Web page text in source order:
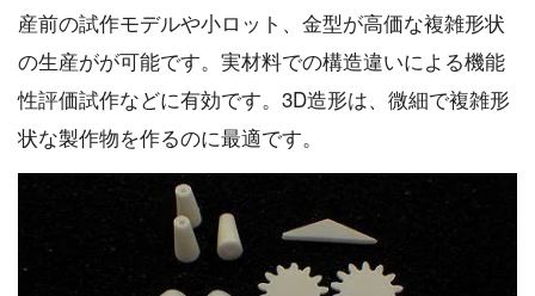
産前の試作モデルや小ロット、金型が高価な複雑形状
の生産がが可能です。実材料での構造違いによる機能
性評価試作などに有効です。3D造形は、微細で複雑形
状な製作物を作るのに最適です。